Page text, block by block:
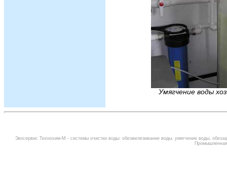
Умягчение воды
Экосервис Технохим-М - системы очистки воды: обезжелезивание воды, умягчение воды,